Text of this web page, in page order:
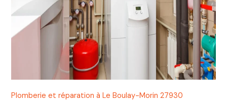
Plomberie et réparation à Le Boulay-Morin 27930